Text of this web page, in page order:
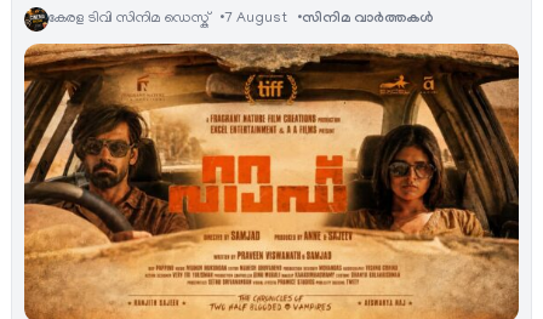
കേരള ടിവി സിനിമ ഡെസ്ക് 7 August സിനിമ വാര്‍ത്തകള്‍